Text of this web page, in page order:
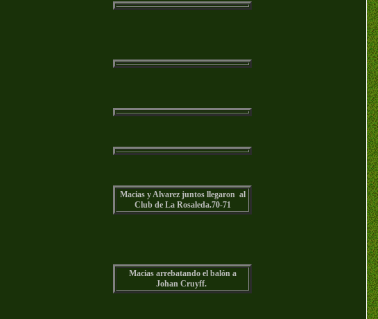
Macias y Alvarez juntos llegaron al
Club de La Rosaleda.70-71
Macias arrebatando el balón a
Johan Cruyff.